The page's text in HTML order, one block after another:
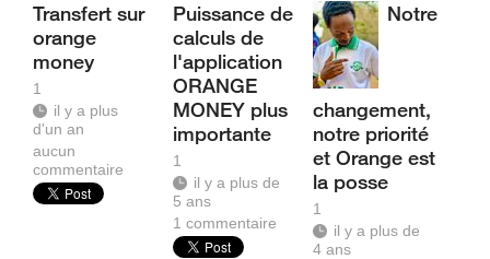
Transfert sur
orange
money
1
il y a plus
d'un an
aucun
commentaire
Puissance de
calculs de
l'application
ORANGE
MONEY plus
importante
1
il y a plus de
5 ans
1commentaire
Notre
changement,
notre priorité
et Orange est
la posse
1
il y a plus de
4 ans